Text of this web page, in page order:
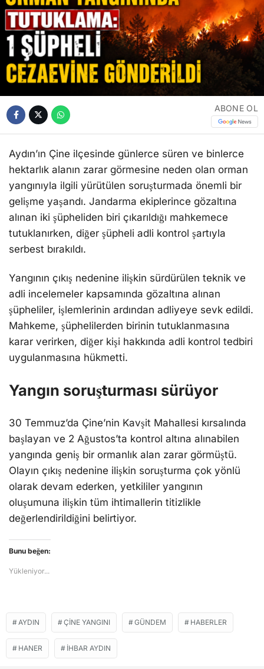
ABONE OL
Aydın’ın Çine ilçesinde günlerce süren ve binlerce
hektarlık alanın zarar görmesine neden olan orman
yangınıyla ilgili yürütülen soruşturmada önemli bir
gelişme yaşandı. Jandarma ekiplerince gözaltına
alınan iki şüpheliden biri çıkarıldığı mahkemece
tutuklanırken, diğer şüpheli adli kontrol şartıyla
serbest bırakıldı.
Yangının çıkış nedenine ilişkin sürdürülen teknik ve
adli incelemeler kapsamında gözaltına alınan
şüpheliler, işlemlerinin ardından adliyeye sevk edildi.
Mahkeme, şüphelilerden birinin tutuklanmasına
karar verirken, diğer kişi hakkında adli kontrol tedbiri
uygulanmasına hükmetti.
Yangın soruşturması sürüyor
30 Temmuz’da Çine’nin Kavşit Mahallesi kırsalında
başlayan ve 2 Ağustos’ta kontrol altına alınabilen
yangında geniş bir ormanlık alan zarar görmüştü.
Olayın çıkış nedenine ilişkin soruşturma çok yönlü
olarak devam ederken, yetkililer yangının
oluşumuna ilişkin tüm ihtimallerin titizlikle
değerlendirildiğini belirtiyor.
Bunu beğen:
Yükleniyor...
AYDIN ÇINE YANGINI GÜNDEM HABERLER
HANER İHBAR AYDIN